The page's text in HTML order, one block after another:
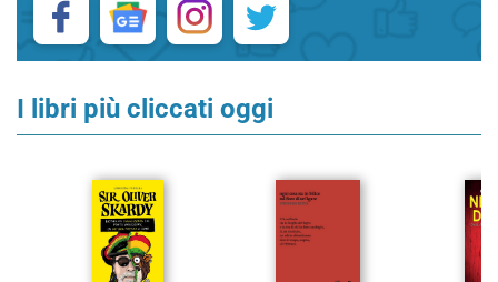
I libri più cliccati oggi